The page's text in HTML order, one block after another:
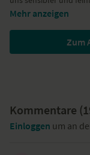
Das Praktizieren von
Kommunikation ist
Mehr anzeigen
Zum
Kommentare (
Einloggen um an